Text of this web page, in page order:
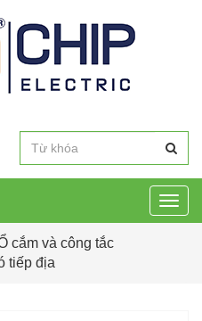
cắm và công tắc
tiếp địa